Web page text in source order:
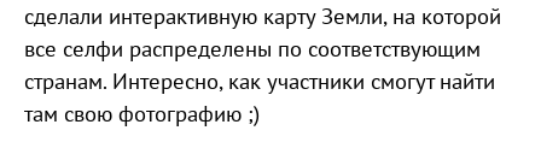
сделали интерактивную карту Земли, на которой
все селфи распределены по соответствующим
странам. Интересно, как участники смогут найти
там свою фотографию ;)